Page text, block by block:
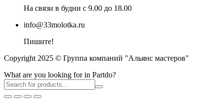
На связи в будни с 9.00 до 18.00
info@33molotka.ru
Пишите!
Copyright 2025 © Группа компаний "Альянс мастеров"
What are you looking for in Partdo?